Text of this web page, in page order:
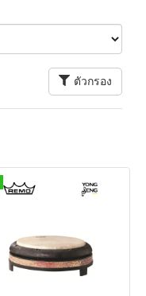
ตัวกรอง